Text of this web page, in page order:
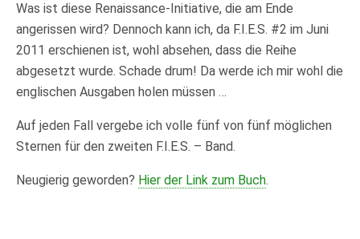
Was ist diese Renaissance-Initiative, die am Ende
angerissen wird? Dennoch kann ich, da F.I.E.S. #2 im Juni
2011 erschienen ist, wohl absehen, dass die Reihe
abgesetzt wurde. Schade drum! Da werde ich mir wohl die
englischen Ausgaben holen müssen …
Auf jeden Fall vergebe ich volle fünf von fünf möglichen
Sternen für den zweiten F.I.E.S. – Band.
Neugierig geworden? Hier der Link zum Buch.